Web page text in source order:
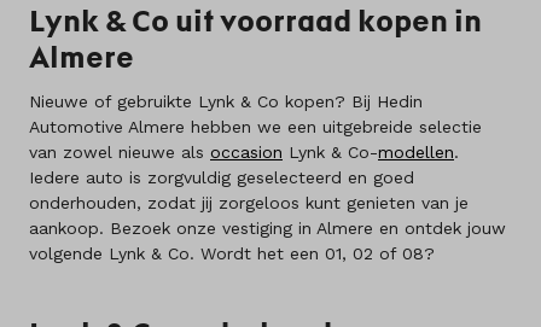
Lynk & Co uit voorraad kopen in
Almere
Nieuwe of gebruikte Lynk & Co kopen? Bij Hedin
Automotive Almere hebben we een uitgebreide selectie
van zowel nieuwe als occasion Lynk & Co-modellen.
Iedere auto is zorgvuldig geselecteerd en goed
onderhouden, zodat jij zorgeloos kunt genieten van je
aankoop. Bezoek onze vestiging in Almere en ontdek jouw
volgende Lynk & Co. Wordt het een 01, 02 of 08?